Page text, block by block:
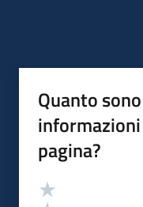
Quanto
pagina?
Valutazione